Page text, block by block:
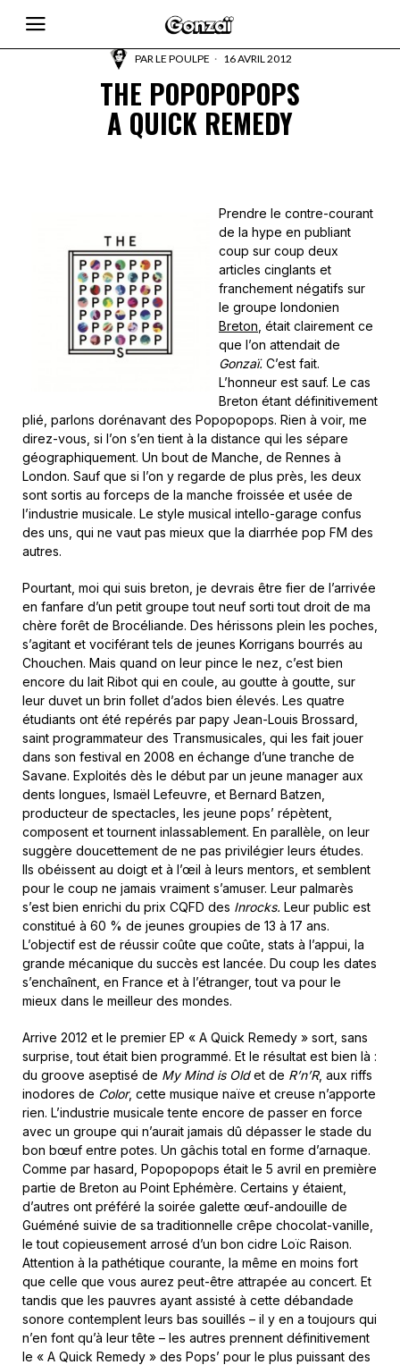
PARLE POULPE 16 AVRIL 2012
THE POPOPOPOPS
A QUICK REMEDY
Prendre le contre-courant
de la hype en publiant
coup sur coup deux
articles cinglants et
franchement négatifs sur
le groupe londonien
Breton , était clairement ce
que l’on attendait de
Gonzaï. C’est fait.
L’honneur est sauf. Le cas
Breton étant définitivement
plié, parlons dorénavant des Popopopops. Rien à voir, me
direz-vous, si l’on s’en tient à la distance qui les sépare
géographiquement. Un bout de Manche, de Rennes à
London. Sauf que si l’on y regarde de plus près, les deux
sont sortis au forceps de la manche froissée et usée de
l’industrie musicale. Le style musical intello-garage confus
des uns, qui ne vaut pas mieux que la diarrhée pop FM des
autres.
Pourtant, moi qui suis breton, je devrais être fier de l’arrivée
en fanfare d’un petit groupe tout neuf sorti tout droit de ma
chère forêt de Brocéliande. Des hérissons plein les poches,
s’agitant et vociférant tels de jeunes Korrigans bourrés au
Chouchen. Mais quand on leur pince le nez, c’est bien
encore du lait Ribot qui en coule, au goutte à goutte, sur
leur duvet un brin follet d’ados bien élevés. Les quatre
étudiants ont été repérés par papy Jean-Louis Brossard,
saint programmateur des Transmusicales, qui les fait jouer
dans son festival en 2008 en échange d’une tranche de
Savane. Exploités dès le début par un jeune manager aux
dents longues, Ismaël Lefeuvre, et Bernard Batzen,
producteur de spectacles, les jeune pops’ répètent,
composent et tournent inlassablement. En parallèle, on leur
suggère doucettement de ne pas privilégier leurs études.
Ils obéissent au doigt et à l’œil à leurs mentors, et semblent
pour le coup ne jamais vraiment s’amuser. Leur palmarès
s’est bien enrichi du prix CQFD des Inrocks. Leur public est
constitué à 60 % de jeunes groupies de 13 à 17 ans.
L’objectif est de réussir coûte que coûte, stats à l’appui, la
grande mécanique du succès est lancée. Du coup les dates
s’enchaînent, en France et à l’étranger, tout va pour le
mieux dans le meilleur des mondes.
Arrive 2012 et le premier EP « A Quick Remedy » sort, sans
surprise, tout était bien programmé. Et le résultat est bien là :
du groove aseptisé de My Mind is Oldet de R’n’R, aux riffs
inodores de Color, cette musique naïve et creuse n’apporte
rien. L’industrie musicale tente encore de passer en force
avec un groupe qui n’aurait jamais dû dépasser le stade du
bon bœuf entre potes. Un gâchis total en forme d’arnaque.
Comme par hasard, Popopopops était le 5 avril en première
partie de Breton au Point Ephémère. Certains y étaient,
d’autres ont préféré la soirée galette œuf-andouille de
Guéméné suivie de sa traditionnelle crêpe chocolat-vanille,
le tout copieusement arrosé d’un bon cidre Loïc Raison.
Attention à la pathétique courante, la même en moins fort
que celle que vous aurez peut-être attrapée au concert. Et
tandis que les pauvres ayant assisté à cette débandade
sonore contemplent leurs bas souillés – il y en a toujours qui
n’en font qu’à leur tête – les autres prennent définitivement
le « A Quick Remedy » des Pops’ pour le plus puissant des